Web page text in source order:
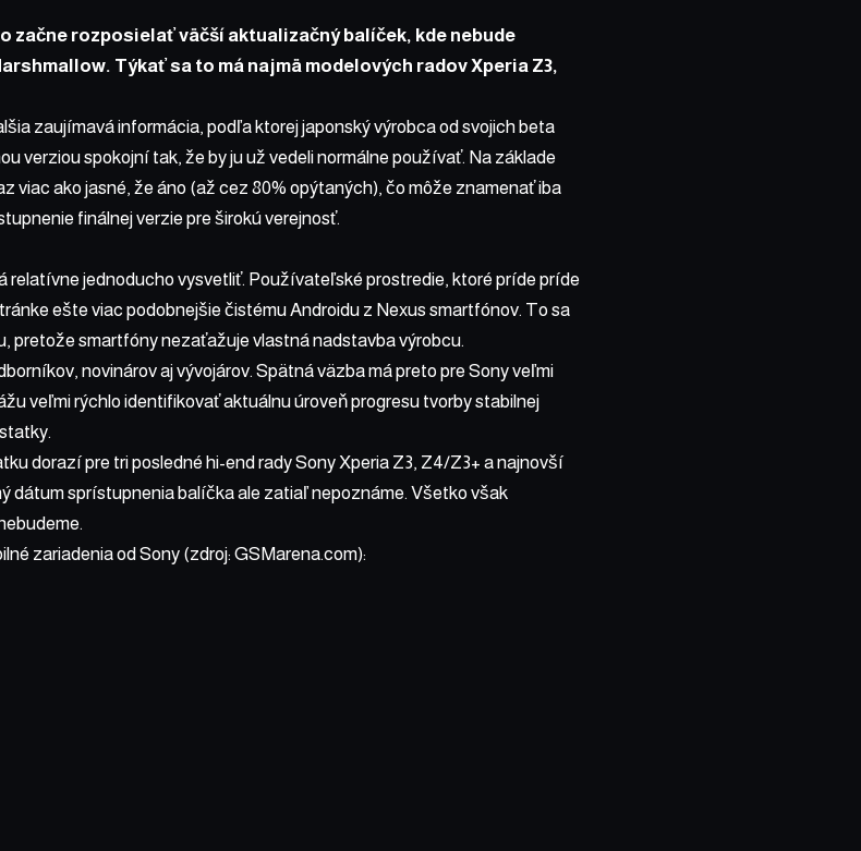
začne rozposielať väčší aktualizačný balíček, kde nebude
Týkať sa to má najmä modelových radov Xperia Z3,
zaujímavá informácia, podľa ktorej japonský výrobca od svojich beta
verziou spokojní tak, že by ju už vedeli normálne používať. Na základe
viac ako jasné, že áno (až cez 80% opýtaných), čo môže znamenať iba
finálnej verzie pre širokú verejnosť.
relatívne jednoducho vysvetliť. Používateľské prostredie, ktoré príde príde
ešte viac podobnejšie čistému Androidu z Nexus smartfónov. To sa
pretože smartfóny nezaťažuje vlastná nadstavba výrobcu.
novinárov aj vývojárov. Spätná väzba má preto pre Sony veľmi
veľmi rýchlo identifikovať aktuálnu úroveň progresu tvorby stabilnej
dorazí pre tri posledné hi-end rady Sony Xperia Z3, Z4/Z3+ a najnovší
dátum sprístupnenia balíčka ale zatiaľ nepoznáme. Všetko však
zariadenia od Sony (zdroj: GSMarena.com):